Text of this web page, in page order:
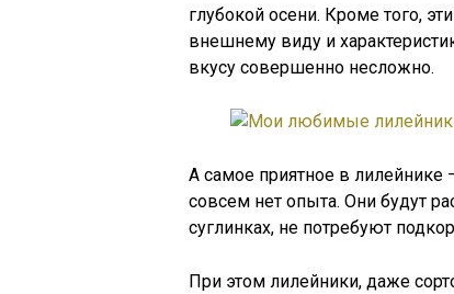
глубокой осени. Кроме того,
внешнему виду и
вкусу совершенно несложно.
А самое приятное в лилейнике
совсем нет опыта. Они будут
суглинках, не потребуют
При этом лилейники, даже